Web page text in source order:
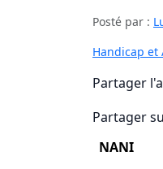
Posté par :
Handicap et
Partager
Partager
NANI